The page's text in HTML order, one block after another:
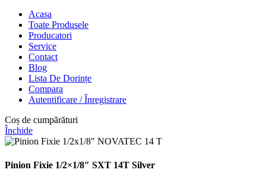
Acasa
Toate Produsele
Producatori
Service
Contact
Blog
Lista De Dorințe
Compara
Autentificare / Înregistrare
Coș de cumpărături
Închide
Pinion Fixie 1/2×1/8″ SXT 14T Silver